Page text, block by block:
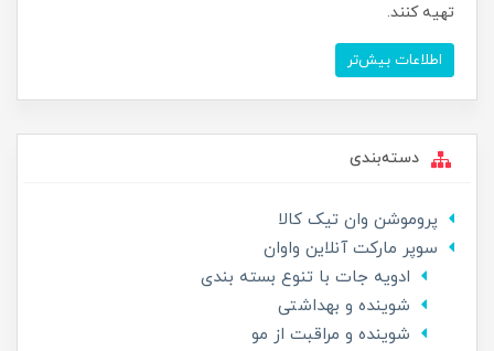
تهیه کنند.
اطلاعات بیش‌تر
دسته‌بندی
پروموشن وان تیک کالا
سوپر مارکت آنلاین واوان
ادویه جات با تنوع بسته بندی
شوینده و بهداشتی
شوینده و مراقبت از مو